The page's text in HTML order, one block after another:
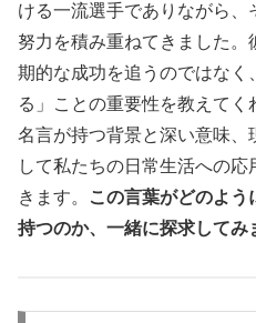
ける一流選手でありながら
努力を積み重ねてきました
期的な成功を追うのではなく
る」ことの重要性を教えて
名言が持つ背景と深い意味
して私たちの日常生活への
きます。
この言葉がどのよう
持つのか、一緒に探求してみ